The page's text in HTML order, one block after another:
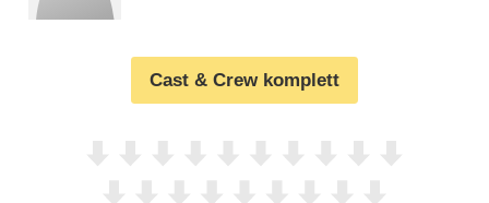
Cast & Crew komplett